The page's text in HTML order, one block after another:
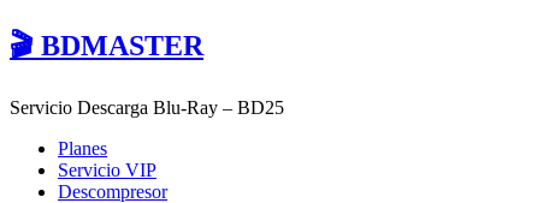
🎬 BDMASTER
Servicio Descarga Blu-Ray – BD25
Planes
Servicio VIP
Descompresor